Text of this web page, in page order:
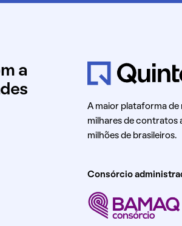
a
A maior plataforma de
milhares de contratos
milhões de brasileiros.
Consórcio